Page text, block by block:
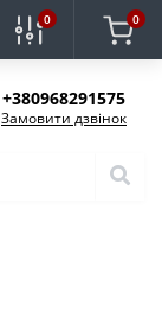
0 0
+380968291575
Замовити дзвінок